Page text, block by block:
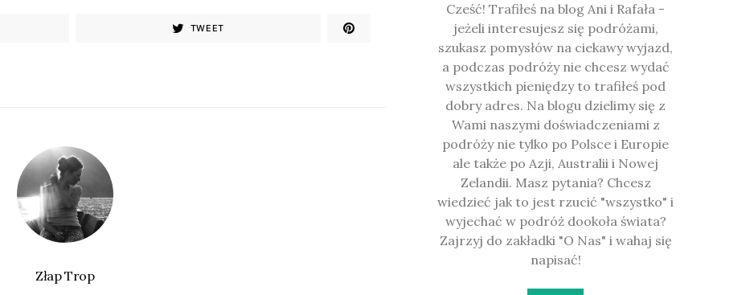
TWEET
Złap Trop
Cześć! Trafiłeś na blog Ani i Rafała -
jeżeli interesujesz się podróżami,
szukasz pomysłów na ciekawy wyjazd,
a podczas podróży nie chcesz wydać
wszystkich pieniędzy to trafiłeś pod
dobry adres. Na blogu dzielimy się z
Wami naszymi doświadczeniami z
podróży nie tylko po Polsce i Europie
ale także po Azji, Australii i Nowej
Zelandii. Masz pytania? Chcesz
wiedzieć jak to jest rzucić "wszystko" i
wyjechać w podróż dookoła świata?
Zajrzyj do zakładki "O Nas" i wahaj się
napisać!